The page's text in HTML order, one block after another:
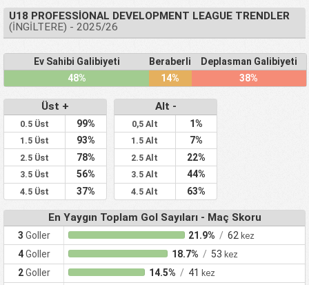
U18 PROFESSIONAL DEVELOPMENT LEAGUE TRENDLER
(İNGILTERE) - 2025/26
Ev Sahibi Galibiyeti Beraberlik
Deplasman Galibiyeti
48%
14% 38%
Üst +
0.5 Üst 99%
1.5 Üst 93%
2.5 Üst 78%
3.5 Üst 56%
4.5 Üst 37%
Alt -
0,5 Alt 1%
1.5 Alt 7%
2.5 Alt 22%
3.5 Alt 44%
4.5 Alt 63%
En Yaygın Toplam Gol Sayıları - Maç Skoru
3 Goller 21.9% / 62kez
4Goller 18.7% / 53 kez
2Goller 14.5% / 41 kez